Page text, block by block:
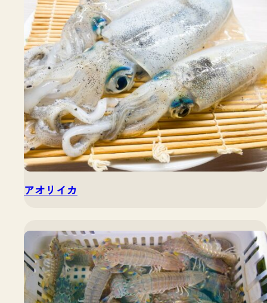
アオリイカ